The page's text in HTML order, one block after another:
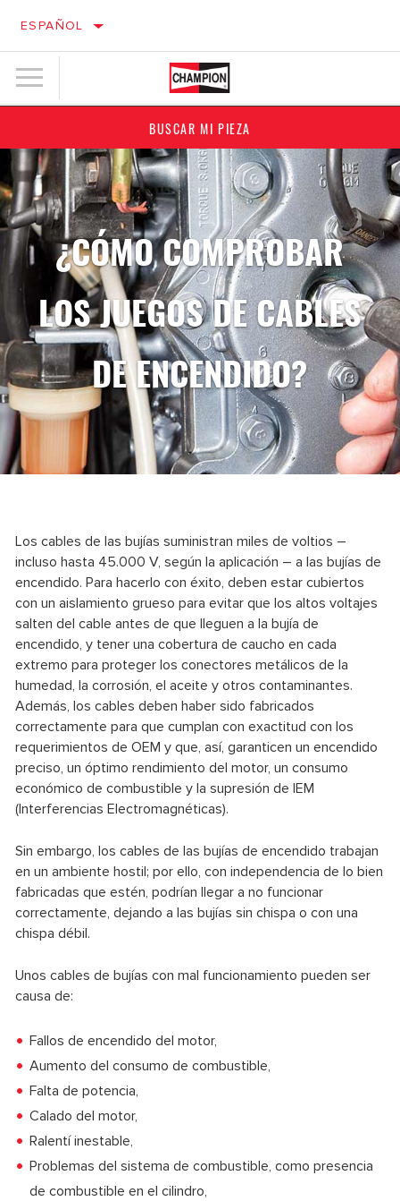
ESPAÑOL
BUSCAR MI PIEZA
¿CÓMO COMPROBAR
LOS JUEGOS DE CABLES
DE ENCENDIDO?
Los cables de las bujías suministran miles de voltios –
incluso hasta 45.000 V, según la aplicación – a las bujías de
encendido. Para hacerlo con éxito, deben estar cubiertos
con un aislamiento grueso para evitar que los altos voltajes
salten del cable antes de que lleguen a la bujía de
encendido, y tener una cobertura de caucho en cada
extremo para proteger los conectores metálicos de la
humedad, la corrosión, el aceite y otros contaminantes.
Además, los cables deben haber sido fabricados
correctamente para que cumplan con exactitud con los
requerimientos de OEM y que, así, garanticen un encendido
preciso, un óptimo rendimiento del motor, un consumo
económico de combustible y la supresión de IEM
(Interferencias Electromagnéticas).
Sin embargo, los cables de las bujías de encendido trabajan
en un ambiente hostil; por ello, con independencia de lo bien
fabricadas que estén, podrían llegar a no funcionar
correctamente, dejando a las bujías sin chispa o con una
chispa débil.
Unos cables de bujías con mal funcionamiento pueden ser
causa de:
Fallos de encendido del motor,
Aumento del consumo de combustible,
Falta de potencia,
Calado del motor,
Ralentí inestable,
Problemas del sistema de combustible, como presencia
de combustible en el cilindro,